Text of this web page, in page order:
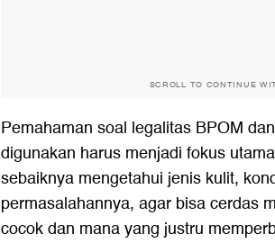
SCROLL TO CONTINUE
Pemahaman soal legalitas BPOM
digunakan harus menjadi fokus
sebaiknya mengetahui jenis kulit,
permasalahannya, agar bisa cerdas
cocok dan mana yang justru